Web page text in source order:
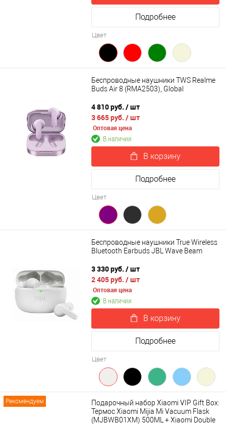
Подробнее
Цвет
Беспроводные наушники TWS Realme
Buds Air 8 (RMA2503), Global
4 810 руб. / шт
3 665 руб. / шт
Оптовая цена
В наличии
В корзину
Подробнее
Цвет
Беспроводные наушники True Wireless
Bluetooth Earbuds JBL Wave Beam
3 330 руб. / шт
2 405 руб. / шт
Оптовая цена
В наличии
В корзину
Подробнее
Цвет
Рекомендуем
Подарочный набор Xiaomi VIP Gift Box:
Термос Xiaomi Mijia Mi Vacuum Flask
(MJBWB01XM) 500ML + Xiaomi Double